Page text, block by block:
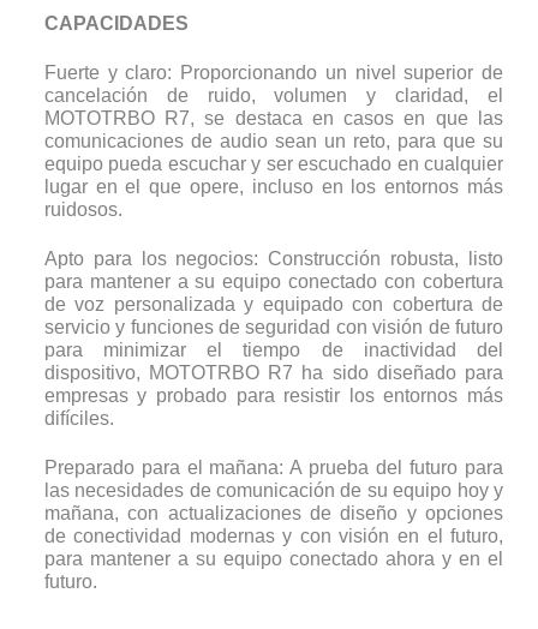
CAPACIDADES
Fuerte y claro: Proporcionando un nivel superior de
cancelación de ruido, volumen y claridad, el
MOTOTRBO R7, se destaca en casos en que las
comunicaciones de audio sean un reto, para que su
equipo pueda escuchar y ser escuchado en cualquier
lugar en el que opere, incluso en los entornos más
ruidosos.
Apto para los negocios: Construcción robusta, listo
para mantener a su equipo conectado con cobertura
de voz personalizada y equipado con cobertura de
servicio y funciones de seguridad con visión de futuro
para minimizar el tiempo de inactividad del
dispositivo, MOTOTRBO R7 ha sido diseñado para
empresas y probado para resistir los entornos más
difíciles.
Preparado para el mañana: A prueba del futuro para
las necesidades de comunicación de su equipo hoy y
mañana, con actualizaciones de diseño y opciones
de conectividad modernas y con visión en el futuro,
para mantener a su equipo conectado ahora y en el
futuro.